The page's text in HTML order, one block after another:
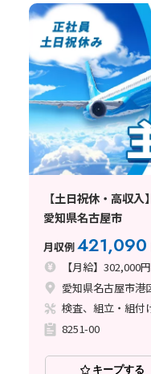
【土日祝休・高収
愛知県名古屋市
月収例421,090
【月給】302,000
愛知県名古屋市港
8251-00
キープする